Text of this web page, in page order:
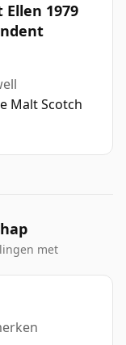
1979
Malt Scotch
met